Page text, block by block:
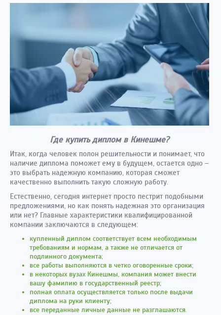
Где купить диплом в Кинешме?
Итак, когда человек полон решительности и понимает, что
наличие диплома поможет ему в будущем, остается одно –
это выбрать надежную компанию, которая сможет
качественно выполнить такую сложную работу.
Естественно, сегодня интернет просто пестрит подобными
предложениями, но как понять надежная это организация
или нет? Главные характеристики квалифицированной
компании заключаются в следующем:
купленный диплом соответствует всем необходимым
требованиям и нормам, а также не отличается от
подлинного документа;
все работы выполняются в четко оговоренные сроки;
в некоторых вузах Кинешмы, компания может внести
вашу фамилию в государственный реестр;
полная оплата осуществляется только после выдачи
диплома на руки клиенту;
все переданные личные данные не разглашаются.